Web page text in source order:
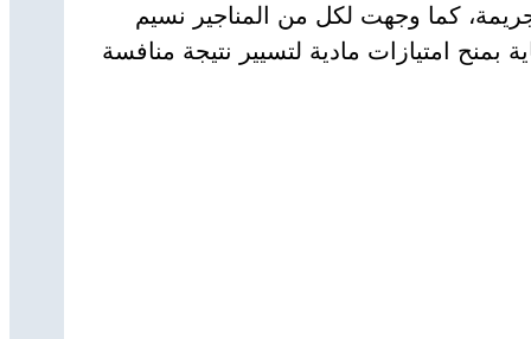
حبسا لكل من تثبت فيه هذه الجريمة، كما وجهت لكل من المناجير نسيم
امتيازات مادية لتسيير نتيجة منافسة